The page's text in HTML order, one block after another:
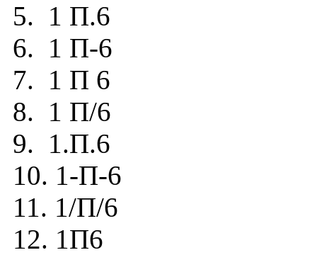
5. 1 П.6
6. 1 П-6
7. 1 П 6
8. 1 П/6
9. 1.П.6
10. 1-П-6
11. 1/П/6
12. 1П6